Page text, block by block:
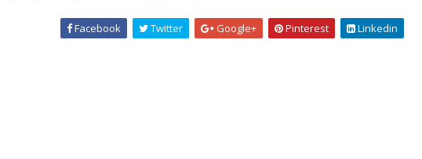
Facebook Twitter Google+ Pinterest Linkedin